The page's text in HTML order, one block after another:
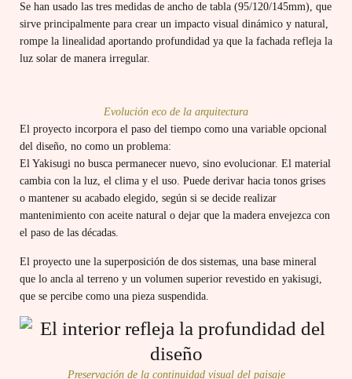
Se han usado las tres medidas de ancho de tabla (95/120/145mm), que
sirve principalmente para crear un impacto visual dinámico y natural,
rompe la linealidad aportando profundidad ya que la fachada refleja la
luz solar de manera irregular.
Evolución eco de la arquitectura
El proyecto incorpora el paso del tiempo como una variable opcional
del diseño, no como un problema:
El Yakisugi no busca permanecer nuevo, sino evolucionar. El material
cambia con la luz, el clima y el uso. Puede derivar hacia tonos grises
o mantener su acabado elegido, según si se decide realizar
mantenimiento con aceite natural o dejar que la madera envejezca con
el paso de las décadas.
El proyecto une la superposición de dos sistemas, una base mineral
que lo ancla al terreno y un volumen superior revestido en yakisugi,
que se percibe como una pieza suspendida.
Preservación de la continuidad visual del paisaje